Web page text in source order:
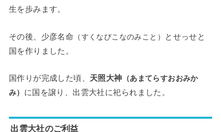
生を歩みます。
その後、少彦名命 （すくなびこなのみこと）
とせっせと
国を作りました。
国作りが完成した頃、 天照大神 （あまてらすおおみか
み） に国を譲り、出雲大社に祀られました。
出雲大社のご利益